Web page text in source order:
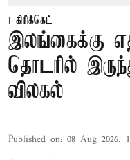
கிரிக்கெட்
இலங்கைக்கு
தொடரில்
விலகல்
Published on: 08 Aug 2026,